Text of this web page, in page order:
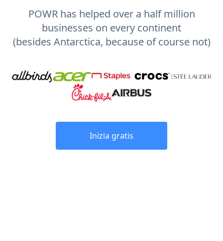
POWR has helped over a half million
businesses on every continent
(besides Antarctica, because of course not)
Inizia gratis